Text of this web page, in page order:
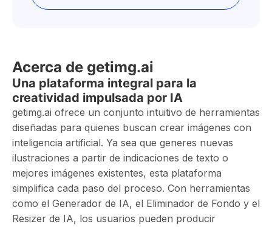
Acerca de getimg.ai
Una plataforma integral para la
creatividad impulsada por IA
getimg.ai ofrece un conjunto intuitivo de herramientas
diseñadas para quienes buscan crear imágenes con
inteligencia artificial. Ya sea que generes nuevas
ilustraciones a partir de indicaciones de texto o
mejores imágenes existentes, esta plataforma
simplifica cada paso del proceso. Con herramientas
como el Generador de IA, el Eliminador de Fondo y el
Resizer de IA, los usuarios pueden producir